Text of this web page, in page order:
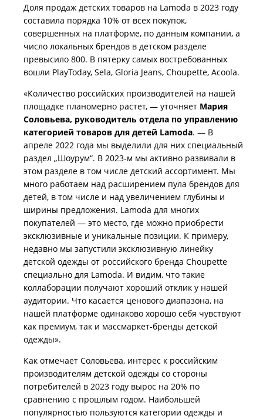
Доля продаж детских товаров на Lamoda в 2023 году
составила порядка 10% от всех покупок,
совершенных на платформе, по данным компании, а
число локальных брендов в детском разделе
превысило 800. В пятерку самых востребованных
вошли PlayToday, Sela, Gloria Jeans, Choupette, Acoola.
«Количество российских производителей на нашей
площадке планомерно растет, — уточняет Мария
Соловьева, руководитель отдела по управлению
категорией товаров для детей Lamoda. — В
апреле 2022 года мы выделили для них специальный
раздел „Шоурум“. В 2023-м мы активно развивали в
этом разделе в том числе детский ассортимент. Мы
много работаем над расширением пула брендов для
детей, в том числе и над увеличением глубины и
ширины предложения. Lamoda для многих
покупателей — это место, где можно приобрести
эксклюзивные и уникальные позиции. К примеру,
недавно мы запустили эксклюзивную линейку
детской одежды от российского бренда Choupette
специально для Lamoda. И видим, что такие
коллаборации получают хороший отклик у нашей
аудитории. Что касается ценового диапазона, на
нашей платформе одинаково хорошо себя чувствуют
как премиум, так и массмаркет-бренды детской
одежды».
Как отмечает Соловьева, интерес к российским
производителям детской одежды со стороны
потребителей в 2023 году вырос на 20% по
сравнению с прошлым годом. Наибольшей
популярностью пользуются категории одежды и